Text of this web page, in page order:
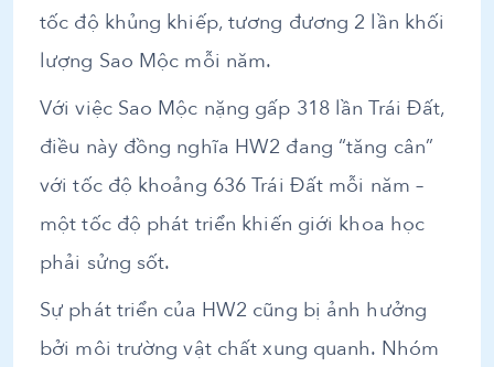
tốc độ khủng khiếp, tương đương 2 lần khối
lượng Sao Mộc mỗi năm.
Với việc Sao Mộc nặng gấp 318 lần Trái Đất,
điều này đồng nghĩa HW2 đang “tăng cân”
với tốc độ khoảng 636 Trái Đất mỗi năm –
một tốc độ phát triển khiến giới khoa học
phải sửng sốt.
Sự phát triển của HW2 cũng bị ảnh hưởng
bởi môi trường vật chất xung quanh. Nhóm